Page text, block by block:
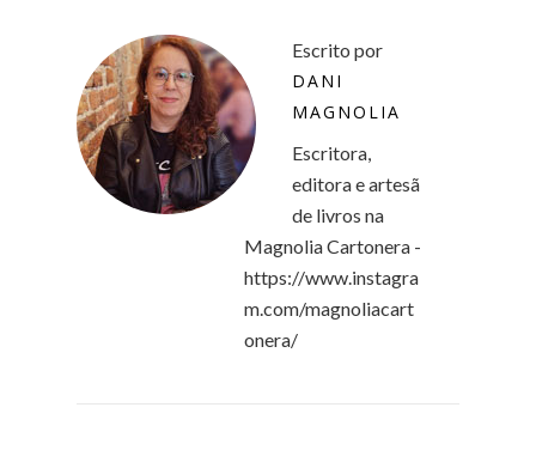
Escrito por
DANI
MAGNOLIA
Escritora,
editora e artesã
de livros na
Magnolia Cartonera -
https://www.instagra
m.com/magnoliacart
onera/